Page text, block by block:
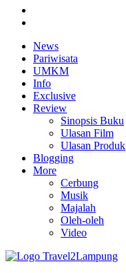
News
Pariwisata
UMKM
Info
Exclusive
Review
Sinopsis Buku
Ulasan Film
Ulasan Produk
Blogging
More
Cerbung
Musik
Majalah
Oleh-oleh
Video